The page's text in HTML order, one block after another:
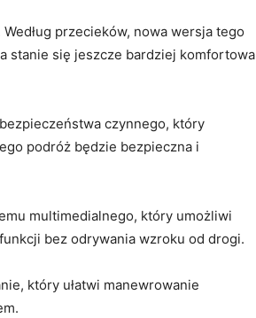
przecieków, nowa wersja tego
stanie się ⁤jeszcze bardziej komfortowa
czynnego,‌ który
podróż ‌będzie ‌bezpieczna i​
multimedialnego, który umożliwi
bez odrywania wzroku od drogi.
który ​ułatwi manewrowanie